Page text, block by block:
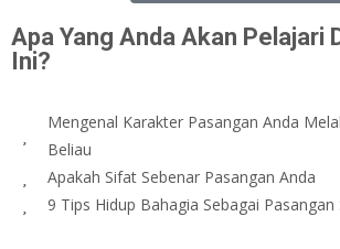
Apa Yang Anda Akan Pelajari
Ini?
Mengenal Karakter Pasangan Anda
Beliau
Apakah Sifat Sebenar Pasangan Anda
9 Tips Hidup Bahagia Sebagai Pasangan